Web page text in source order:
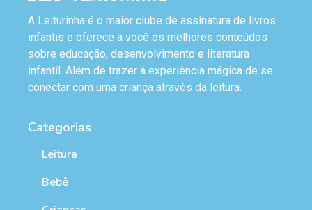
A Leiturinha é o maior clube de assinatura de livros
infantis e oferece a você os melhores conteúdos
sobre educação, desenvolvimento e literatura
infantil. Além de trazer a experiência mágica de se
conectar com uma criança através da leitura.
Categorias
Leitura
Bebê